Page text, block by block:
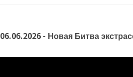
06.06.2026 - Новая Битва